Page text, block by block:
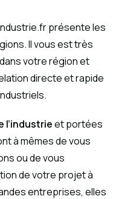
présente les
Il vous est très
votre région et
directe et rapide
l’industrieet portées
à mêmes de vous
ou de vous
de votre projet à
entreprises, elles